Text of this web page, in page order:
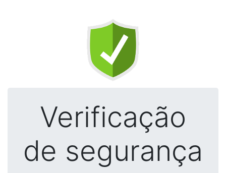
Verificação
de segurança